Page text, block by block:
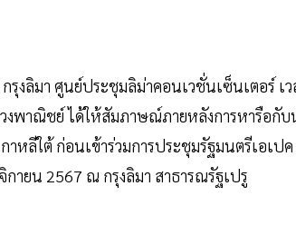
งลิมา ศูนย์ประชุมลิม่าคอนเวชั่นเซ็นเตอร์ เ
พาณิชย์ ได้ให้สัมภาษณ์ภายหลังการหารือกับ
าหลีใต้ ก่อนเข้าร่วมการประชุมรัฐมนตรีเอเป
ายน 2567 ณ กรุงลิมา สาธารณรัฐเปรู